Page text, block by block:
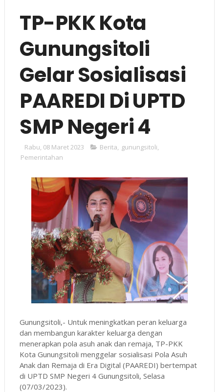
TP-PKK Kota
Gunungsitoli
Gelar Sosialisasi
PAAREDI Di UPTD
SMP Negeri 4
Rabu, 08 Maret 2023 Berita, gunungsitoli,
Pemerintahan
Gunungsitoli,- Untuk meningkatkan peran keluarga
dan membangun karakter keluarga dengan
menerapkan pola asuh anak dan remaja, TP-PKK
Kota Gunungsitoli menggelar sosialisasi Pola Asuh
Anak dan Remaja di Era Digital (PAAREDI) bertempat
di UPTD SMP Negeri 4 Gunungsitoli, Selasa
(07/03/2023).